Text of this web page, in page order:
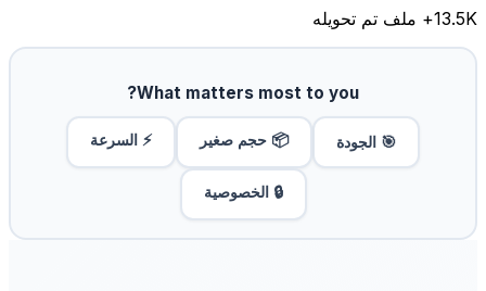
13.5K+ ملف تم تحويله
What matters most to you?
🎯 الجودة 📦 حجم صغير ⚡ السرعة
🔒 الخصوصية